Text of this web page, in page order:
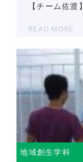
【チーム佐
READ MORE
地域創生学科